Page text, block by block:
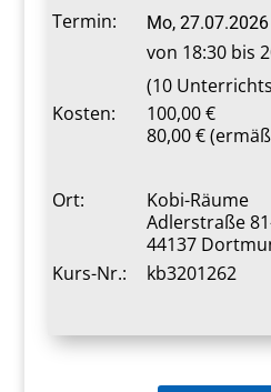
Termin:
Mo, 27.07.2026
von 18:30 bis
(10
Kosten:
100,00 €
80,00 €
Ort:
Kobi-Räume
Adlerstraße
44137
Kurs-Nr.:
kb3201262